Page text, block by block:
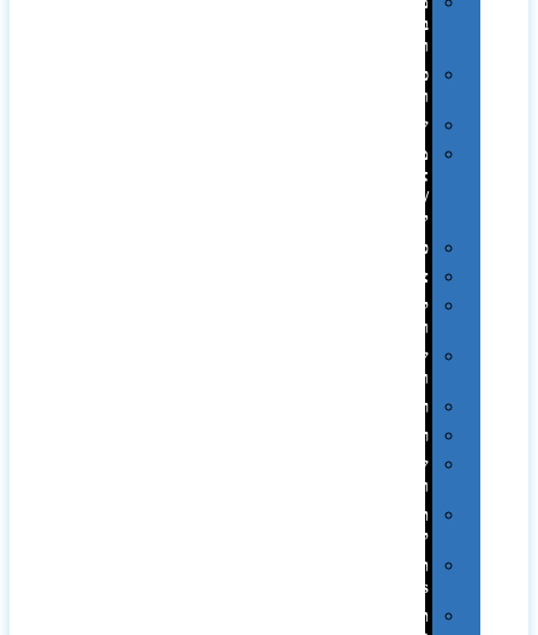
בפחית
וקופות
כוסות
ובקבוקים
שילובים
מתנות
אקולוגיות
ירוקות
פרימיום
צידניות
קמפינג
ושטח
שלוקרים
ומידניות
רטרו
רכב
שעונים
ומסגרות
תיקים
לכנסים
תיקי
Swiss
תיקי